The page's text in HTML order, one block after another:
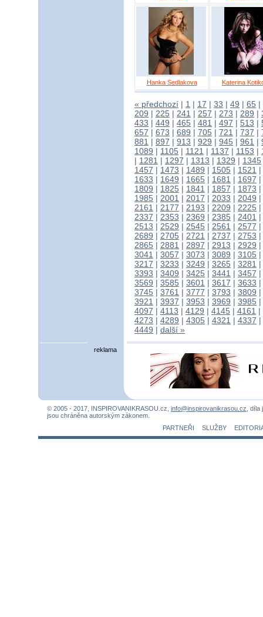
Hanka Sedlakova Katerina
« předchozí | 1 | 17 | 33 | 49 | 65 |
209 | 225 | 241 | 257 | 273 | 289 |
433 | 449 | 465 | 481 | 497 | 513 |
657 | 673 | 689 | 705 | 721 | 737 |
881 | 897 | 913 | 929 | 945 | 961 |
1089 | 1105 | 1121 | 1137 | 1153 |
| 1281 | 1297 | 1313 | 1329 | 1345
1457 | 1473 | 1489 | 1505 | 1521 |
1633 | 1649 | 1665 | 1681 | 1697 |
1809 | 1825 | 1841 | 1857 | 1873 |
1985 | 2001 | 2017 | 2033 | 2049 |
2161 | 2177 | 2193 | 2209 | 2225 |
2337 | 2353 | 2369 | 2385 | 2401 |
2513 | 2529 | 2545 | 2561 | 2577 |
2689 | 2705 | 2721 | 2737 | 2753 |
2865 | 2881 | 2897 | 2913 | 2929 |
3041 | 3057 | 3073 | 3089 | 3105 |
3217 | 3233 | 3249 | 3265 | 3281 |
3393 | 3409 | 3425 | 3441 | 3457 |
3569 | 3585 | 3601 | 3617 | 3633 |
3745 | 3761 | 3777 | 3793 | 3809 |
3921 | 3937 | 3953 | 3969 | 3985 |
4097 | 4113 | 4129 | 4145 | 4161 |
4273 | 4289 | 4305 | 4321 | 4337 |
4449 | další »
reklama
© 2005 - 2017, INSPIROVANIKRASOU.cz, info@inspirovanikrasou.cz, díla
jsou chráněna autorským zákonem.
PARTNEŘI
SLUŽBY